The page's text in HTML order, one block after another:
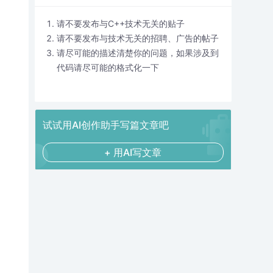
请不要发布与C++技术无关的贴子
请不要发布与技术无关的招聘、广告的帖子
请尽可能的描述清楚你的问题，如果涉及到
代码请尽可能的格式化一下
试试用AI创作助手写篇文章吧
+ 用AI写文章